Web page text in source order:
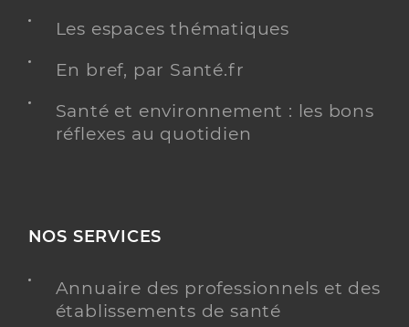
Les espaces thématiques
En bref, par Santé.fr
Santé et environnement : les bons
réflexes au quotidien
NOS SERVICES
Annuaire des professionnels et des
établissements de santé